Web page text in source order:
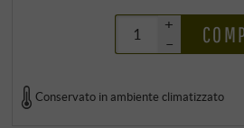
+
–
Conservato in ambiente climatizzato